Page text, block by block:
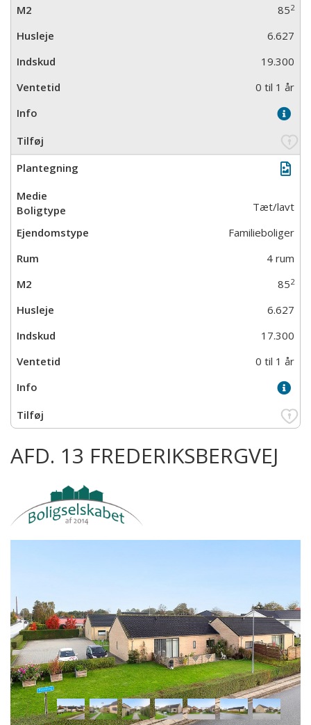
852
6.627
19.300
0 til 1 år
Tæt/lavt
Familieboliger
4 rum
852
6.627
17.300
0 til 1 år
AFD. 13 FREDERIKSBERGVEJ